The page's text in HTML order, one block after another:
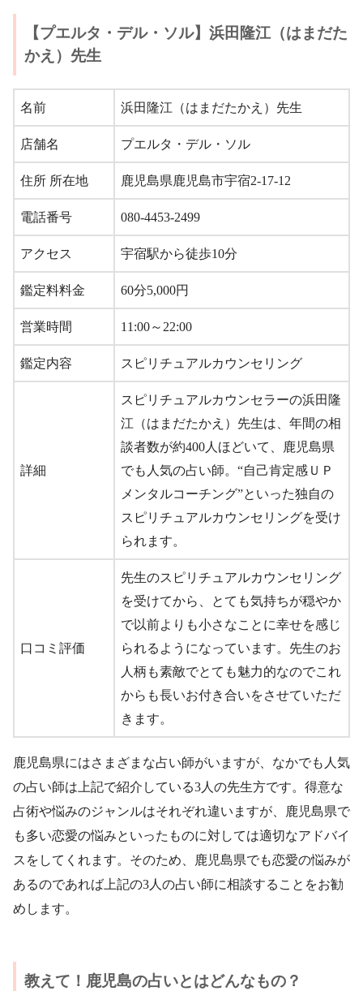
【プエルタ・デル・ソル】浜田隆江（はまだた
かえ）先生
名前 浜田隆江（はまだたかえ）先生
店舗名 プエルタ・デル・ソル
住所 所在地 鹿児島県鹿児島市宇宿2-17-12
電話番号 080-4453-2499
アクセス 宇宿駅から徒歩10分
鑑定料料金 60分5,000円
営業時間 11:00～22:00
鑑定内容 スピリチュアルカウンセリング
詳細
スピリチュアルカウンセラーの浜田隆
江（はまだたかえ）先生は、年間の相
談者数が約400人ほどいて、鹿児島県
でも人気の占い師。“自己肯定感ＵＰ
メンタルコーチング”といった独自の
スピリチュアルカウンセリングを受け
られます。
口コミ評価
先生のスピリチュアルカウンセリング
を受けてから、とても気持ちが穏やか
で以前よりも小さなことに幸せを感じ
られるようになっています。先生のお
人柄も素敵でとても魅力的なのでこれ
からも長いお付き合いをさせていただ
きます。
鹿児島県にはさまざまな占い師がいますが、なかでも人気
の占い師は上記で紹介している3人の先生方です。得意な
占術や悩みのジャンルはそれぞれ違いますが、鹿児島県で
も多い恋愛の悩みといったものに対しては適切なアドバイ
スをしてくれます。そのため、鹿児島県でも恋愛の悩みが
あるのであれば上記の3人の占い師に相談することをお勧
めします。
教えて！鹿児島の占いとはどんなもの？